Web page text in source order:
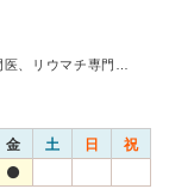
医、リウマチ専門…
金 土 日 祝